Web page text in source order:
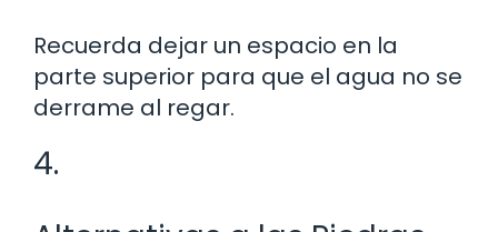
Recuerda dejar un espacio en la
parte superior para que el agua no se
derrame al regar.
4.